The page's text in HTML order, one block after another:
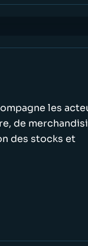
les
de
des stocks et